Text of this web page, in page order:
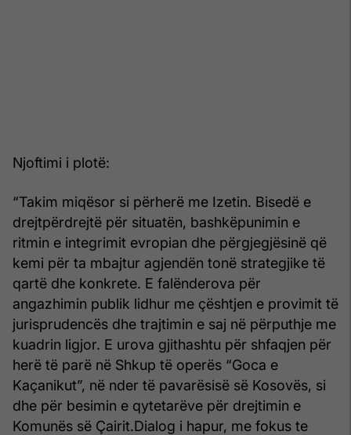
Njoftimi i plotë:
“Takim miqësor si përherë me Izetin. Bisedë e
drejtpërdrejtë për situatën, bashkëpunimin e
ritmin e integrimit evropian dhe përgjegjësinë që
kemi për ta mbajtur agjendën tonë strategjike të
qartë dhe konkrete. E falënderova për
angazhimin publik lidhur me çështjen e provimit të
jurisprudencës dhe trajtimin e saj në përputhje me
kuadrin ligjor. E urova gjithashtu për shfaqjen për
herë të parë në Shkup të operës “Goca e
Kaçanikut”, në nder të pavarësisë së Kosovës, si
dhe për besimin e qytetarëve për drejtimin e
Komunës së Çairit.Dialog i hapur, me fokus te